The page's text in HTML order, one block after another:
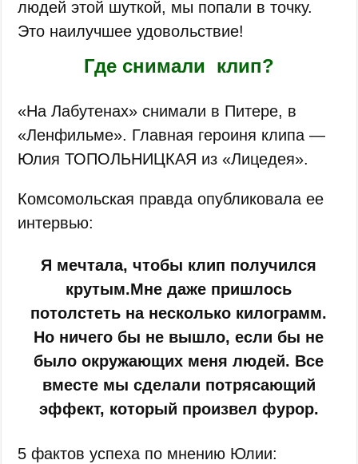
людей этой шуткой, мы попали в точку.
Это наилучшее удовольствие!
Где снимали клип?
«На Лабутенах» снимали в Питере, в
«Ленфильме». Главная героиня клипа —
Юлия ТОПОЛЬНИЦКАЯ из «Лицедея».
Комсомольская правда опубликовала ее
интервью:
Я мечтала, чтобы клип получился
крутым.Мне даже пришлось
потолстеть на несколько килограмм.
Но ничего бы не вышло, если бы не
было окружающих меня людей. Все
вместе мы сделали потрясающий
эффект, который произвел фурор.
5 фактов успеха по мнению Юлии: